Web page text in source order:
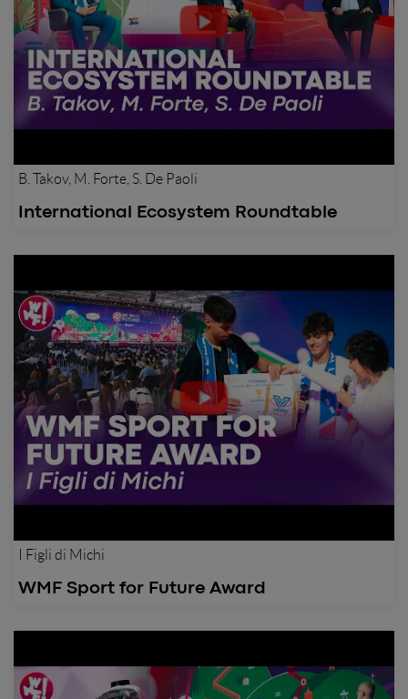
B. Takov, M. Forte, S. De Paoli
International Ecosystem Roundtable
I Figli di Michi
WMF Sport for Future Award